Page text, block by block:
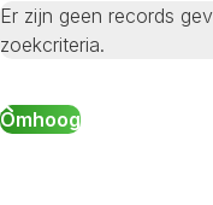
Er zijn geen records
zoekcriteria.
Omhoog